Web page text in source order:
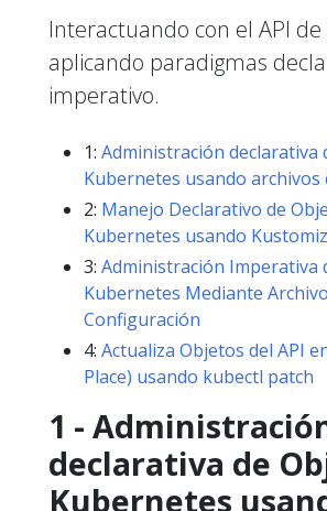
Interactuando con el API
aplicando paradigmas
imperativo.
1: Administración declarativa
Kubernetes usando archivos
2: Manejo Declarativo de
Kubernetes usando
3: Administración Imperativa
Kubernetes Mediante
Configuración
4: Actualiza Objetos del API
Place) usando kubectl patch
1 -
declarativa de
Kubernetes